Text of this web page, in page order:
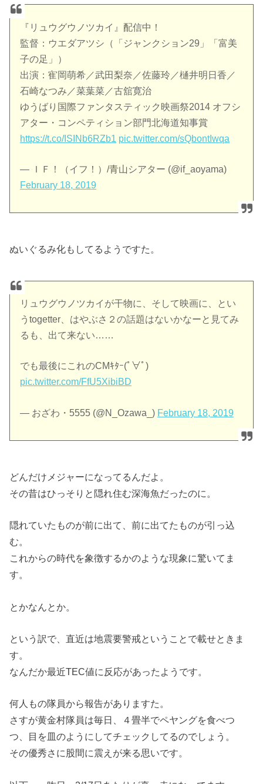
『リュウグウノツカイ』配信中！
監督：ウエダアツシ（「ジャンクション29」「富美
子の足」）
出演：寉岡萌希／武田梨奈／佐藤玲／樋井明日香／
石崎なつみ／菜葉菜／古舘寛治
ゆうばり国際ファンタスティック映画祭2014 オフシ
アター・コンペティション部門北海道知事賞
https://t.co/ISINb6RZb1 pic.twitter.com/sQbontIwqa
— ＩＦ！（イフ！）/青山シアター (@if_aoyama)
February 18, 2019
ぬいぐるみ化もしてるようですた。
リュウグウノツカイが干物に、そして映画に、とい
うtogetter、はやぶさ２の話題はないかなーと見てみ
るも、出て来ない……
でも最後にこれのCMｷﾀｰ(ﾟ∀ﾟ)
pic.twitter.com/FfU5XibiBD
— おざわ・5555 (@N_Ozawa_) February 18, 2019
どんだけメジャーになってるんだよ。
その昔はひっそりと隠れ住む深海魚だったのに。
隠れていたものが前に出て、前に出てたものが引っ込
む。
これからの時代を象徴するかのような現象に驚いてま
す。
とかなんとか。
という訳で、直近は地震要警戒ということで載せときま
す。
なんだか最近TEC値に反応があったようです。
何人もの隊員から報告がありますた。
さすが黄金村隊員は毎日、４畳半でペヤングを食べつ
つ、目を皿のようにしてチェックしてるのでしょう。
その優秀さに股間に震えが来る思いです。